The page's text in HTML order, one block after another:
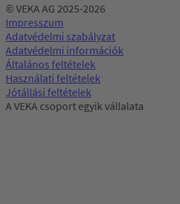
© VEKA AG 2025-2026
Impresszum
Adatvédelmi szabályzat
Adatvédelmi információk
Általános feltételek
Használati feltételek
Jótállási feltételek
A VEKA csoport egyik vállalata